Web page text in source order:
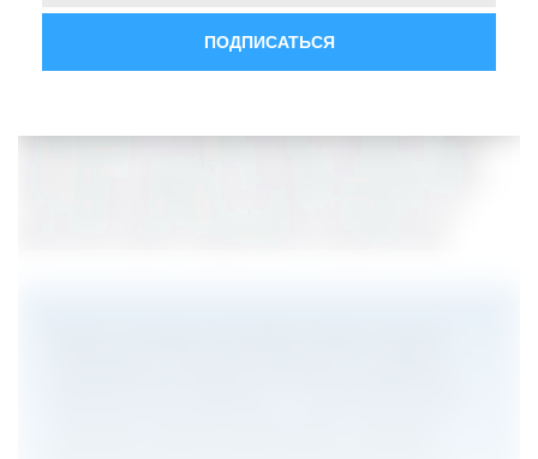
правил нужно выполнить следующие шаги:
Во-первых, получить от работника письменное согласие стать
наставником. Затем подписать дополнительное соглашение к
непосредственно в сам трудовой договор. В документе следует